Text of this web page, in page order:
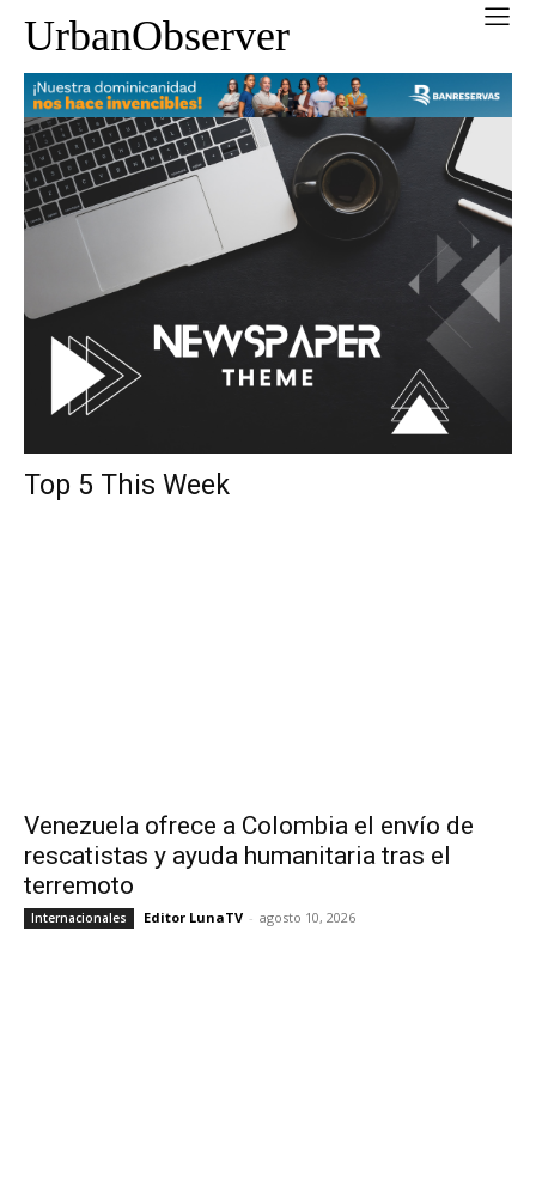
UrbanObserver
Top 5 This Week
Venezuela ofrece a Colombia el envío de
rescatistas y ayuda humanitaria tras el
terremoto
Internacionales Editor LunaTV - agosto 10, 2026